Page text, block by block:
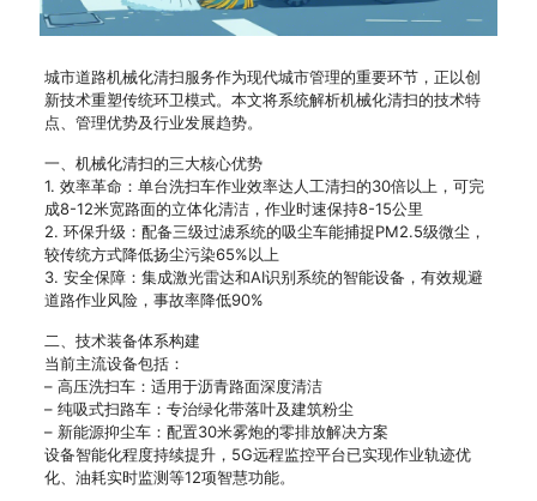
城市道路机械化清扫服务作为现代城市管理的重要环节，正以创
新技术重塑传统环卫模式。本文将系统解析机械化清扫的技术特
点、管理优势及行业发展趋势。
一、机械化清扫的三大核心优势
1. 效率革命：单台洗扫车作业效率达人工清扫的30倍以上，可完
成8-12米宽路面的立体化清洁，作业时速保持8-15公里
2. 环保升级：配备三级过滤系统的吸尘车能捕捉PM2.5级微尘，
较传统方式降低扬尘污染65%以上
3. 安全保障：集成激光雷达和AI识别系统的智能设备，有效规避
道路作业风险，事故率降低90%
二、技术装备体系构建
当前主流设备包括：
– 高压洗扫车：适用于沥青路面深度清洁
– 纯吸式扫路车：专治绿化带落叶及建筑粉尘
– 新能源抑尘车：配置30米雾炮的零排放解决方案
设备智能化程度持续提升，5G远程监控平台已实现作业轨迹优
化、油耗实时监测等12项智慧功能。